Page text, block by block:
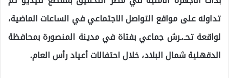
تداوله على مواقع التواصل الاجتماعي في الساعات الماضية،
لواقعة تحـ.ـرش جماعي بفتاة في مدينة المنصورة بمحافظة
الدقهلية شمال البلاد، خلال احتفالات أعياد رأس العام.